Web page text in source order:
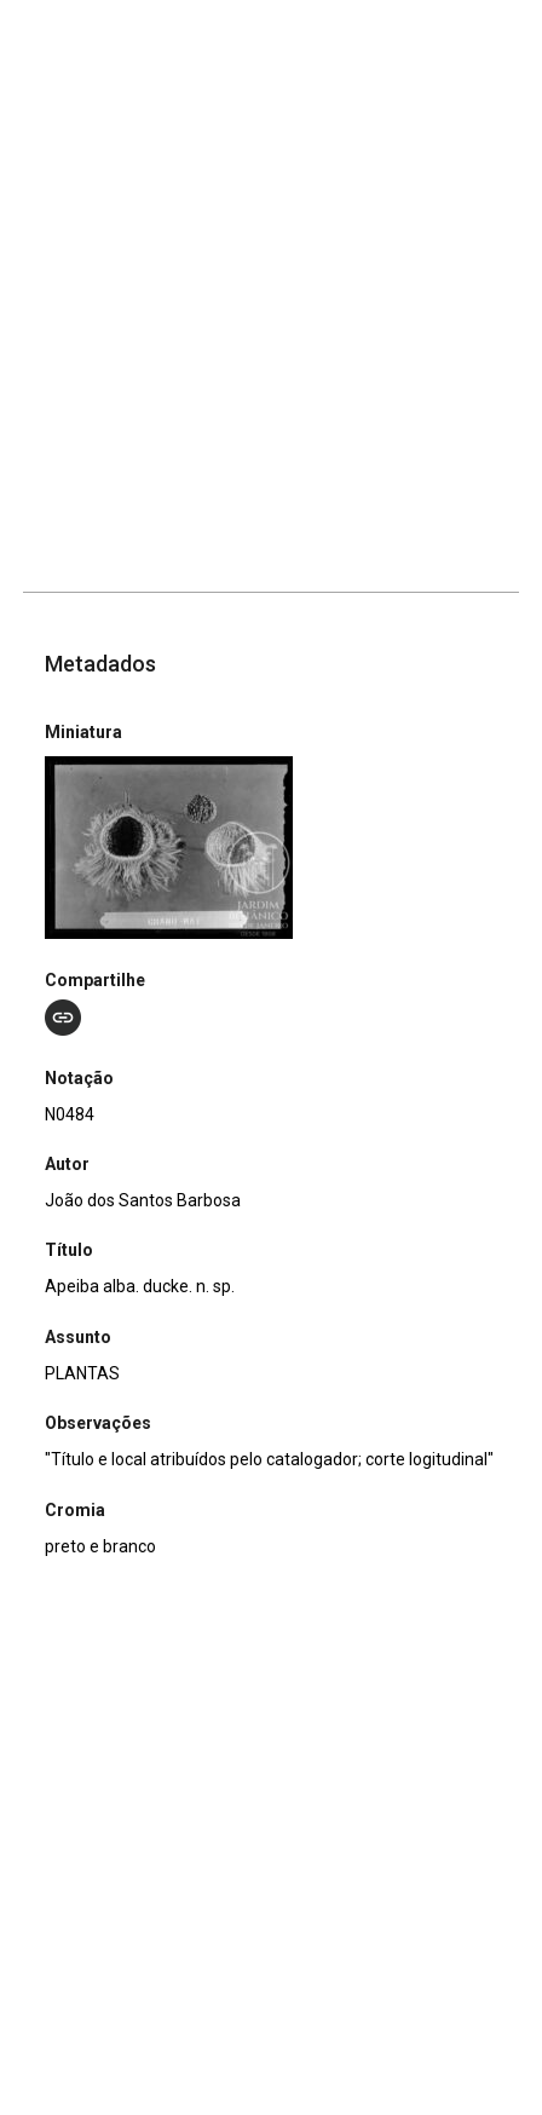
Metadados
Miniatura
Compartilhe
Notação
N0484
Autor
João dos Santos Barbosa
Título
Apeiba alba. ducke. n. sp.
Assunto
PLANTAS
Observações
"Título e local atribuídos pelo catalogador; corte logitudinal"
Cromia
preto e branco